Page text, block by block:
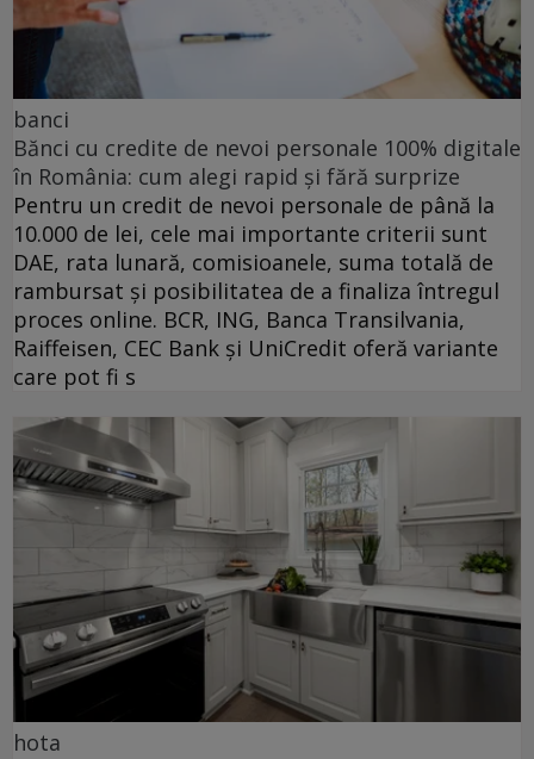
banci
Bănci cu credite de nevoi personale 100% digitale
în România: cum alegi rapid și fără surprize
Pentru un credit de nevoi personale de până la
10.000 de lei, cele mai importante criterii sunt
DAE, rata lunară, comisioanele, suma totală de
rambursat și posibilitatea de a finaliza întregul
proces online. BCR, ING, Banca Transilvania,
Raiffeisen, CEC Bank și UniCredit oferă variante
care pot fi s
hota